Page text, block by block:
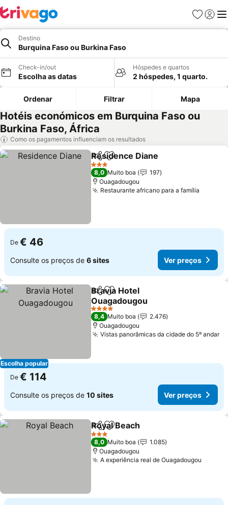
Favoritos
Iniciar
Destino
Burquina Faso ou Burkina Faso
Check-in/out
Escolha as datas
Hóspedes e quartos
2 hóspedes, 1 quarto.
Ordenar Filtrar Mapa
Hotéis económicos em Burquina Faso ou
Burkina Faso, África
Como os pagamentos influenciam os resultados
PartilharAdicionar aos favoritos
Residence Diane
3 Estrelas
8,0 Muito boa
197
Ouagadougou
Restaurante africano para a família
De € 46
Consulte os preços de 6 sites Ver preços
Escolha popular
PartilharAdicionar aos favoritos
Bravia Hotel
Ouagadougou
Ver preços
4 Estrelas
8,4 Muito boa
2.476
Ouagadougou
Vistas panorâmicas da cidade do 5º andar
De € 114
Consulte os preços de 10 sites Ver preços
PartilharAdicionar aos favoritos
Royal Beach
3 Estrelas
8,0 Muito boa
1.085
Ouagadougou
A experiência real de Ouagadougou